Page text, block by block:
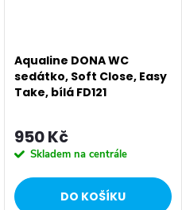
Aqualine DONA WC
sedátko, Soft Close, Easy
Take, bílá FD121
950 Kč
Skladem na centrále
DO KOŠÍKU